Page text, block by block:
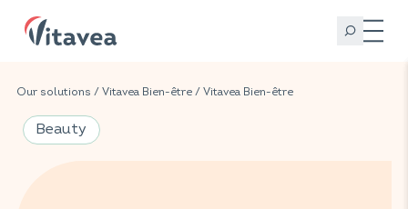
Our solutions / Vitavea Bien-être / Vitavea Bien-être
Beauty